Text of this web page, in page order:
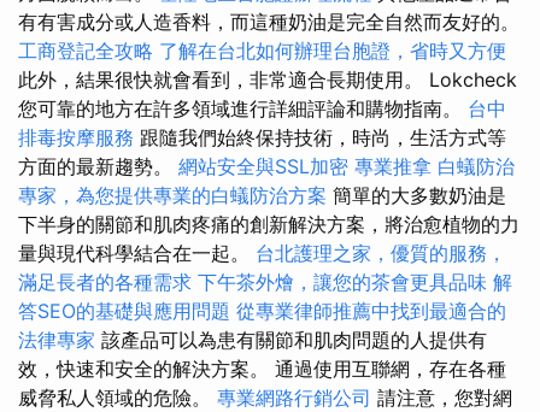
有有害成分或人造香料，而這種奶油是完全自然而友好的。
工商登記全攻略 了解在台北如何辦理台胞證，省時又方便
此外，結果很快就會看到，非常適合長期使用。 Lokcheck
您可靠的地方在許多領域進行詳細評論和購物指南。 台中
排毒按摩服務 跟隨我們始終保持技術，時尚，生活方式等
方面的最新趨勢。 網站安全與SSL加密 專業推拿 白蟻防治
專家，為您提供專業的白蟻防治方案 簡單的大多數奶油是
下半身的關節和肌肉疼痛的創新解決方案，將治愈植物的力
量與現代科學結合在一起。 台北護理之家，優質的服務，
滿足長者的各種需求 下午茶外燴，讓您的茶會更具品味 解
答SEO的基礎與應用問題 從專業律師推薦中找到最適合的
法律專家 該產品可以為患有關節和肌肉問題的人提供有
效，快速和安全的解決方案。 通過使用互聯網，存在各種
威脅私人領域的危險。 專業網路行銷公司 請注意，您對網